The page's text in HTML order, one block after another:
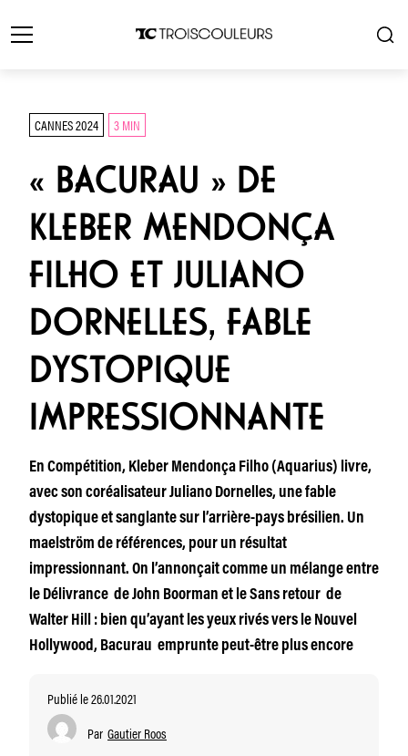
CANNES 2024 3 MIN
« BACURAU » DE
KLEBER MENDONÇA
FILHO ET JULIANO
DORNELLES, FABLE
DYSTOPIQUE
IMPRESSIONNANTE
En Compétition, Kleber Mendonça Filho (Aquarius) livre,
avec son coréalisateur Juliano Dornelles, une fable
dystopique et sanglante sur l’arrière-pays brésilien. Un
maelström de références, pour un résultat
impressionnant. On l’annonçait comme un mélange entre
le Délivrance de John Boorman et le Sans retour de
Walter Hill : bien qu’ayant les yeux rivés vers le Nouvel
Hollywood, Bacurau emprunte peut-être plus encore
Publié le 26.01.2021
Par Gautier Roos